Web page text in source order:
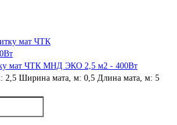
мат ЧТК МНД ЭКО 2,5 м2 - 400Вт
2,5 Ширина мата, м: 0,5 Длина мата, м: 5